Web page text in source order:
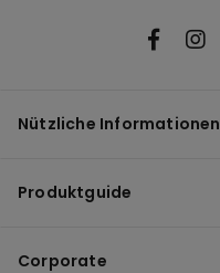
Nützliche Informationen
Produktguide
Corporate